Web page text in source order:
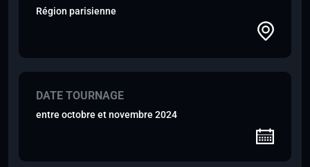
Région parisienne
DATE TOURNAGE
entre octobre et novembre 2024